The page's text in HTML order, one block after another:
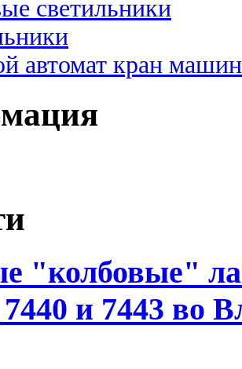
светильники
автомат кран
"колбовые"
7440 и 7443 во